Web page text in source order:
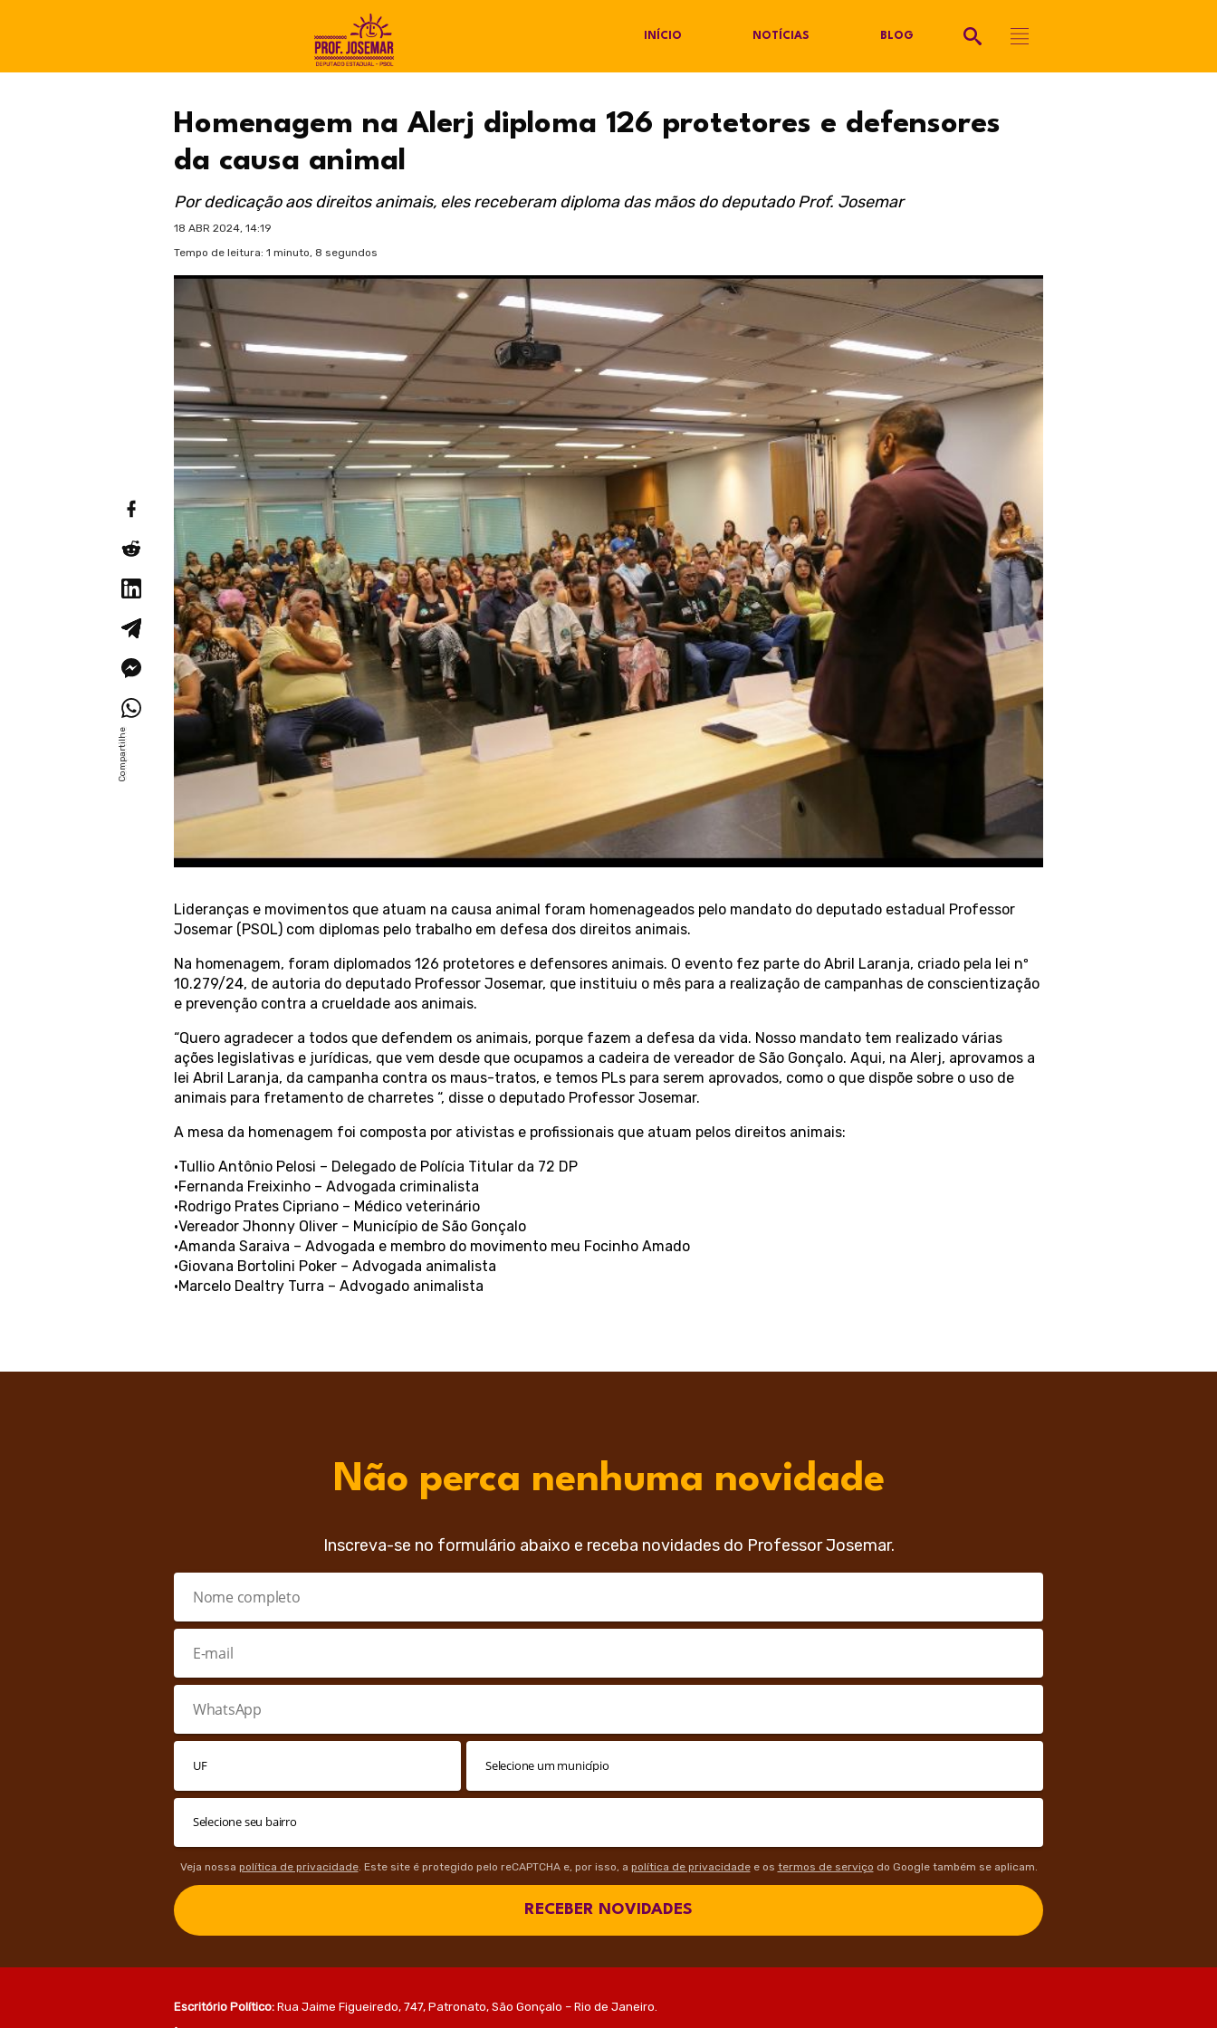
INÍCIO NOTÍCIAS BLOG
Homenagem na Alerj diploma 126 protetores e defensores
da causa animal
Por dedicação aos direitos animais, eles receberam diploma das mãos do deputado Prof. Josemar
18 ABR 2024, 14:19
Tempo de leitura: 1 minuto, 8 segundos
Lideranças e movimentos que atuam na causa animal foram homenageados pelo mandato do deputado estadual Professor
Josemar (PSOL) com diplomas pelo trabalho em defesa dos direitos animais.
Na homenagem, foram diplomados 126 protetores e defensores animais. O evento fez parte do Abril Laranja, criado pela lei nº
10.279/24, de autoria do deputado Professor Josemar, que instituiu o mês para a realização de campanhas de conscientização
e prevenção contra a crueldade aos animais.
“Quero agradecer a todos que defendem os animais, porque fazem a defesa da vida. Nosso mandato tem realizado várias
ações legislativas e jurídicas, que vem desde que ocupamos a cadeira de vereador de São Gonçalo. Aqui, na Alerj, aprovamos a
lei Abril Laranja, da campanha contra os maus-tratos, e temos PLs para serem aprovados, como o que dispõe sobre o uso de
animais para fretamento de charretes “, disse o deputado Professor Josemar.
A mesa da homenagem foi composta por ativistas e profissionais que atuam pelos direitos animais:
•Tullio Antônio Pelosi – Delegado de Polícia Titular da 72 DP
•Fernanda Freixinho – Advogada criminalista
•Rodrigo Prates Cipriano – Médico veterinário
•Vereador Jhonny Oliver – Município de São Gonçalo
•Amanda Saraiva – Advogada e membro do movimento meu Focinho Amado
•Giovana Bortolini Poker – Advogada animalista
•Marcelo Dealtry Turra – Advogado animalista
Não perca nenhuma novidade
Inscreva-se no formulário abaixo e receba novidades do Professor Josemar.
Veja nossa política de privacidade. Este site é protegido pelo reCAPTCHA e, por isso, a política de privacidadee os termos de serviço do Google também se aplicam.
RECEBER NOVIDADES
Escritório Político: Rua Jaime Figueiredo, 747, Patronato, São Gonçalo – Rio de Janeiro.